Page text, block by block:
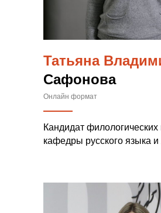
Татьяна
Сафонова
Онлайн формат
Кандидат филологических
кафедры русского языка